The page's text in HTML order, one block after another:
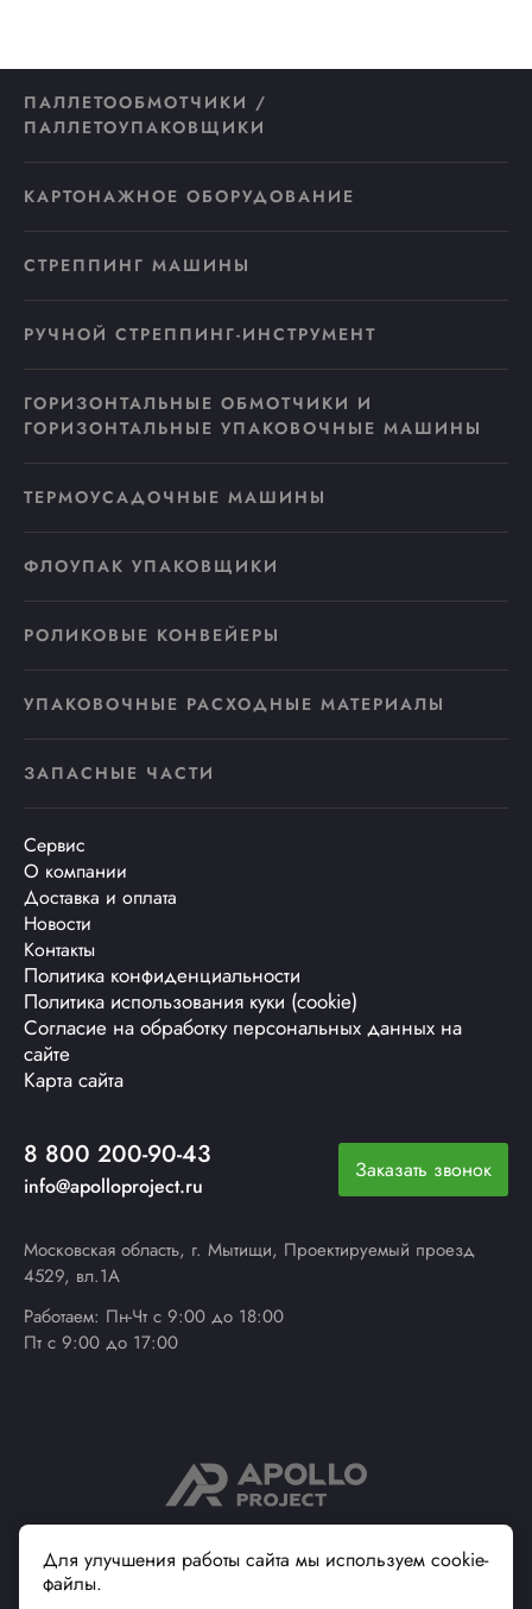
ПАЛЛЕТООБМОТЧИКИ /
ПАЛЛЕТОУПАКОВЩИКИ
КАРТОНАЖНОЕ ОБОРУДОВАНИЕ
СТРЕППИНГ МАШИНЫ
РУЧНОЙ СТРЕППИНГ-ИНСТРУМЕНТ
ГОРИЗОНТАЛЬНЫЕ ОБМОТЧИКИ И
ГОРИЗОНТАЛЬНЫЕ УПАКОВОЧНЫЕ МАШИНЫ
ТЕРМОУСАДОЧНЫЕ МАШИНЫ
ФЛОУПАК УПАКОВЩИКИ
РОЛИКОВЫЕ КОНВЕЙЕРЫ
УПАКОВОЧНЫЕ РАСХОДНЫЕ МАТЕРИАЛЫ
ЗАПАСНЫЕ ЧАСТИ
Сервис
О компании
Доставка и оплата
Новости
Контакты
Политика конфиденциальности
Политика использования куки (cookie)
Согласие на обработку персональных данных на
сайте
Карта сайта
8 800 200-90-43
info@apolloproject.ru
Заказать звонок
Московская область, г. Мытищи, Проектируемый проезд
4529, вл.1А
Работаем: Пн-Чт с 9:00 до 18:00
Пт с 9:00 до 17:00
Для улучшения работы сайта мы используем cookie-
файлы.